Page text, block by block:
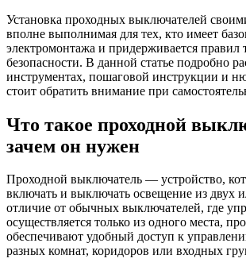
Установка проходных выключателей
вполне выполнимая для тех, кто имеет
электромонтажа и придерживается правил
безопасности. В данной статье подробно
инструментах, пошаговой инструкции и
стоит обратить внимание при
Что такое проходной
зачем он нужен
Проходной выключатель — устройство,
включать и выключать освещение из двух
отличие от обычных выключателей, где
осуществляется только из одного места,
обеспечивают удобный доступ к
разных комнат, коридоров или входных